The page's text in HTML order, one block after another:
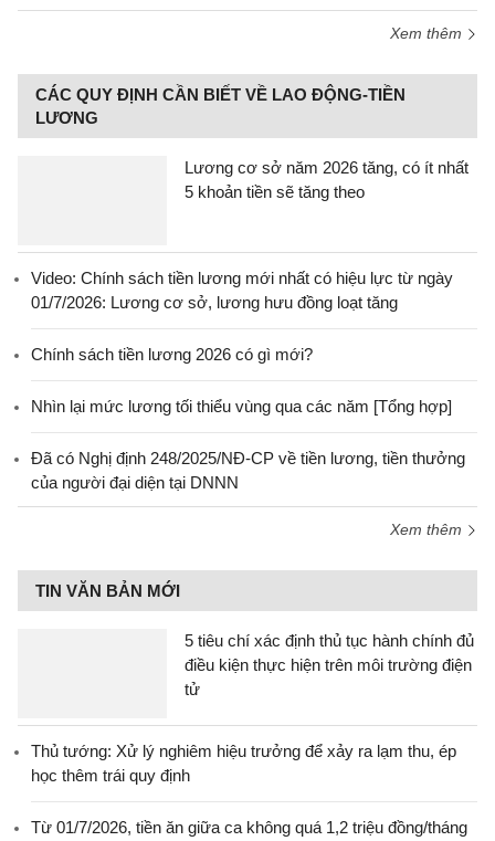
Xem thêm
CÁC QUY ĐỊNH CẦN BIẾT VỀ LAO ĐỘNG-TIỀN
LƯƠNG
Lương cơ sở năm 2026 tăng, có ít nhất
5 khoản tiền sẽ tăng theo
Video: Chính sách tiền lương mới nhất có hiệu lực từ ngày
01/7/2026: Lương cơ sở, lương hưu đồng loạt tăng
Chính sách tiền lương 2026 có gì mới?
Nhìn lại mức lương tối thiểu vùng qua các năm [Tổng hợp]
Đã có Nghị định 248/2025/NĐ-CP về tiền lương, tiền thưởng
của người đại diện tại DNNN
Xem thêm
TIN VĂN BẢN MỚI
5 tiêu chí xác định thủ tục hành chính đủ
điều kiện thực hiện trên môi trường điện
tử
Thủ tướng: Xử lý nghiêm hiệu trưởng để xảy ra lạm thu, ép
học thêm trái quy định
Từ 01/7/2026, tiền ăn giữa ca không quá 1,2 triệu đồng/tháng